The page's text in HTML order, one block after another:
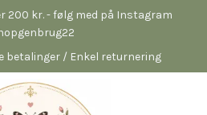
200 kr. - følg med på Instagram
betalinger / Enkel returnering